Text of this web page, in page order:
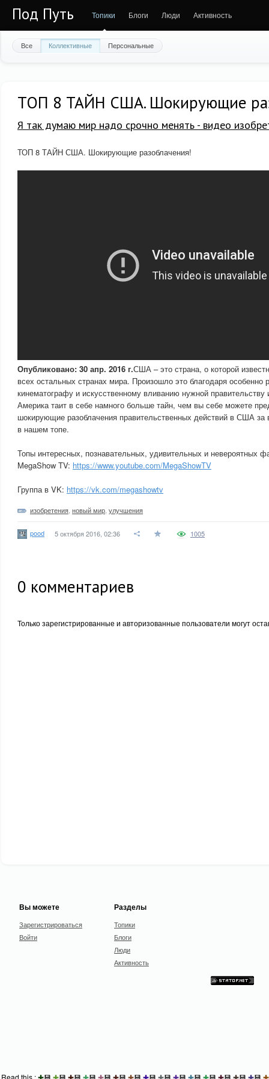
Под Путь Топики Блоги Люди Активность
Все Коллективные Персональные
ТОП 8 ТАЙН США. Шокирующие
Я так думаю мир надо срочно менять - видео
ТОП 8 ТАЙН США. Шокирующие разоблачения!
Опубликовано: 30 апр. 2016 г.США – это страна, о которой
всех остальных странах мира. Произошло это благодаря особенно
кинематографу и искусственному вливанию нужной
Америка таит в себе намного больше тайн, чем вы себе можете
шокирующие разоблачения правительственных действий в США за
в нашем топе.
Топы интересных, познавательных, удивительных и невероятных
MegaShow TV: https://www.youtube.com/MegaShowTV
Группа в VK: https://vk.com/megashowtv
изобретения новый мир улучшения
pood 5 октября 2016, 02:36 1005
0 комментариев
Только зарегистрированные и авторизованные пользователи могут
Вы можете
Зарегистрироваться
Войти
Разделы
Топики
Блоги
Люди
Активность
Read this :✚💾 ✚💾 ✚💾 ✚💾 ✚💾 ✚💾 ✚💾 ✚💾 ✚💾 ✚💾 ✚💾 ✚💾 ✚💾 ✚💾 ✚💾 ✚